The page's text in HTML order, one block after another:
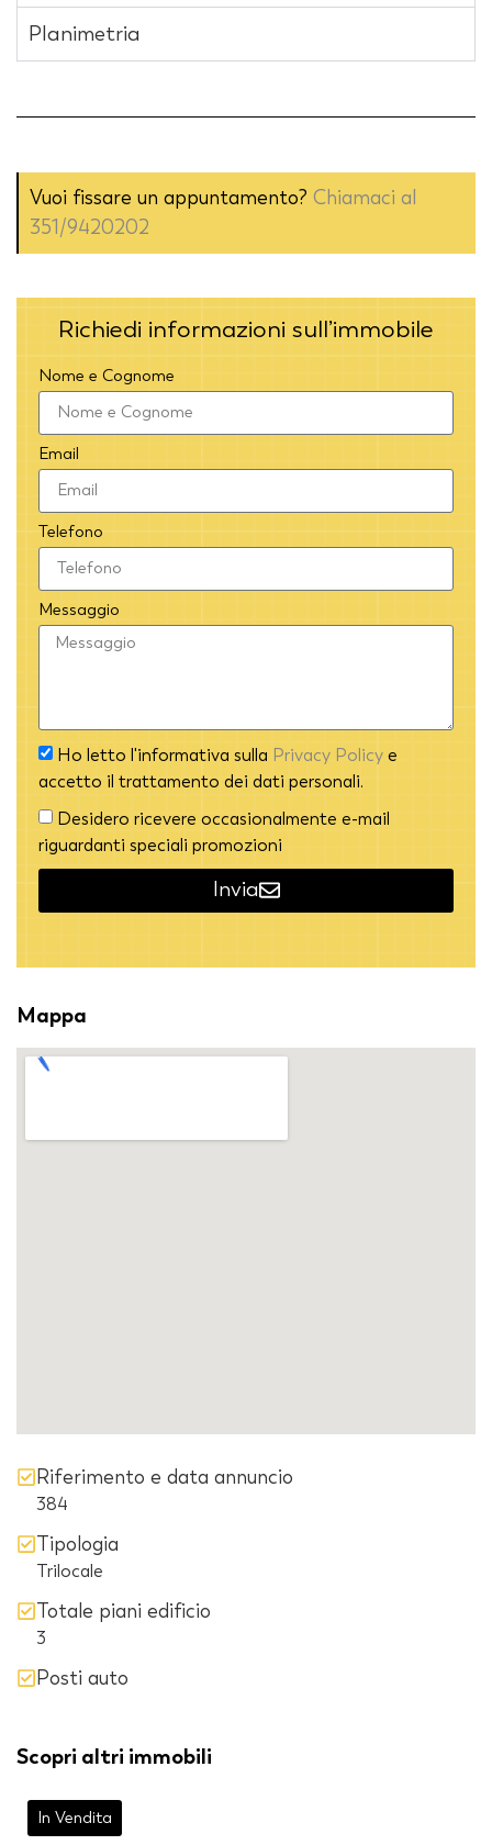
Planimetria
Vuoi fissare un appuntamento? Chiamaci al
351/9420202
Richiedi informazioni sull’immobile
Nome e Cognome
Email
Telefono
Messaggio
Ho letto l'informativa sulla Privacy Policy e
accetto il trattamento dei dati personali.
Desidero ricevere occasionalmente e-mail
riguardanti speciali promozioni
Invia
Mappa
Riferimento e data annuncio
384
Tipologia
Trilocale
Totale piani edificio
3
Posti auto
Scopri altri immobili
In Vendita